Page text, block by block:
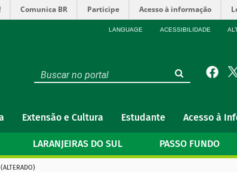
Comunica BR Participe Acesso à informação
LANGUAGE ACESSIBILIDADE
Extensão e Cultura Estudante Acesso à
LARANJEIRAS DO SUL PASSO FUNDO